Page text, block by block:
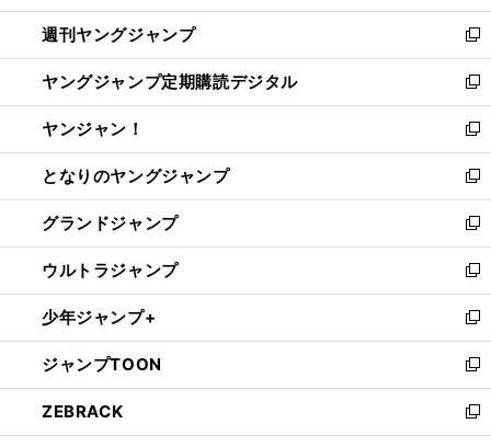
開
く
ウ
で
開
く
ン
ド
ウ
で
開
く
ウ
ィ
ン
ド
ウ
で
開
く
週刊ヤングジャンプ
新
し
い
ウ
ィ
ン
ド
ウ
で
開
く
ヤングジャンプ定期購読デジタル
新
し
い
ウ
ィ
ン
ド
ウ
で
開
く
ヤンジャン！
新
し
い
ウ
ィ
ン
ド
ウ
で
開
く
となりのヤングジャンプ
新
し
い
ウ
ィ
ン
ド
ウ
で
開
く
グランドジャンプ
新
し
い
ウ
ィ
ン
ド
ウ
で
開
ウルトラジャンプ
新
し
い
ウ
ィ
ン
ド
ウ
少年ジャンプ+
新
し
い
ウ
ィ
ン
ジャンプTOON
新
し
い
ウ
ZEBRACK
新
し